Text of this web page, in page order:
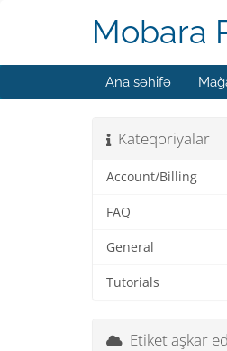
Mobara
Ana səhifə
Kateqoriyalar
Account/Billing
FAQ
General
Tutorials
Etiket aşkar